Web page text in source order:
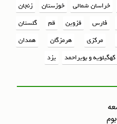
خراسان شمالی خوزستان
زنجان
فارس قزوین قم
گلستان
مرکزی هرمزگان
همدان
کهگیلویه و بویراحمد یزد